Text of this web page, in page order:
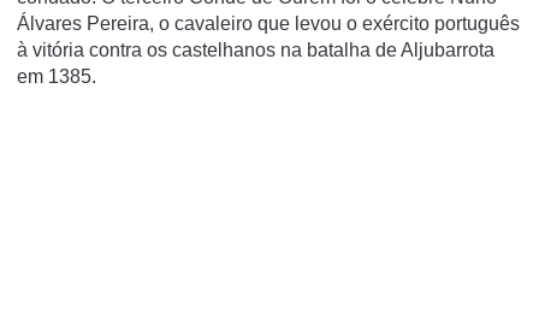
Álvares Pereira, o cavaleiro que levou o exército português
à vitória contra os castelhanos na batalha de Aljubarrota
em 1385.